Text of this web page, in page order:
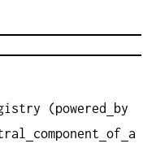
(powered
by
component of a